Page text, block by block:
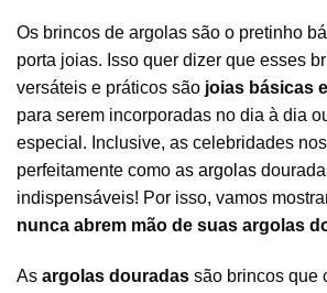
Os brincos de argolas são o pretinho
porta joias. Isso quer dizer que esses
versáteis e práticos são joias básicas
para serem incorporadas no dia à dia
especial. Inclusive, as celebridades
perfeitamente como as argolas
indispensáveis! Por isso, vamos
nunca abrem mão de suas argolas
As argolas douradas são brincos que